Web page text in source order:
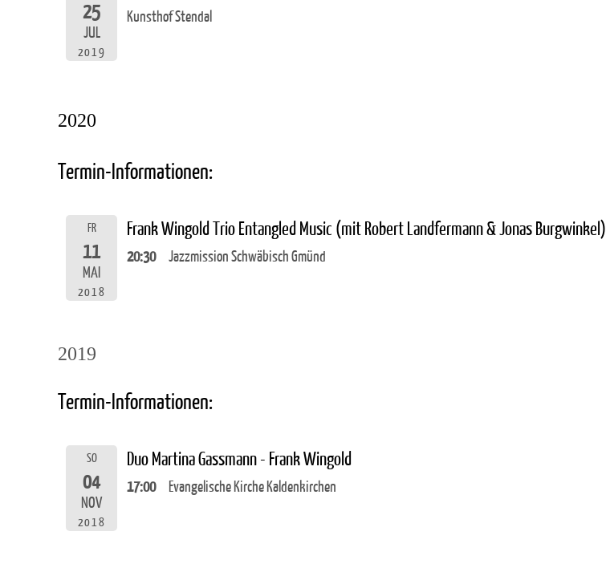
25
JUL
2019
Kunsthof Stendal
2020
Termin-Informationen:
FR
11
MAI
2018
Frank Wingold Trio Entangled Music (mit Robert Landfermann & Jonas Burgwinkel)
20:30 Jazzmission Schwäbisch Gmünd
2019
Termin-Informationen:
SO
04
NOV
2018
Duo Martina Gassmann - Frank Wingold
17:00 Evangelische Kirche Kaldenkirchen